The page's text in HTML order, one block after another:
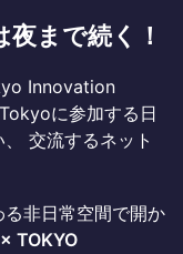
まで続く！
Innovation
に参加する日
交流するネット
非日常空間で開か
× TOKYO